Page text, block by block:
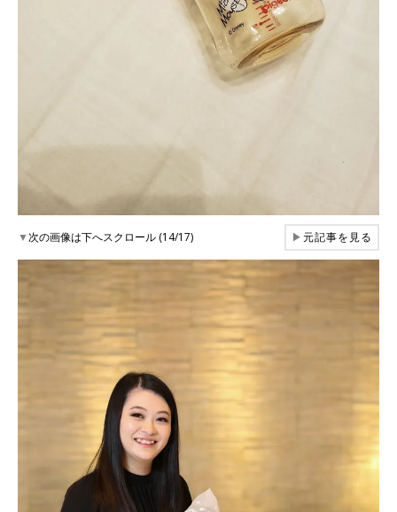
▼次の画像は下へスクロール (14/17) ▶元記事を見る